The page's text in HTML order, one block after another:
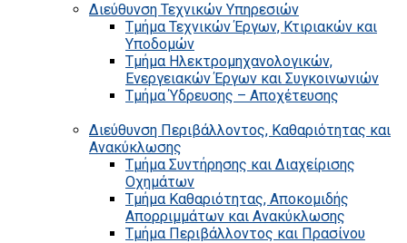
Διεύθυνση Τεχνικών Υπηρεσιών
Τμήμα Τεχνικών Έργων, Κτιριακών και
Υποδομών
Τμήμα Ηλεκτρομηχανολογικών,
Ενεργειακών Έργων και Συγκοινωνιών
Τμήμα Ύδρευσης – Αποχέτευσης
Διεύθυνση Περιβάλλοντος, Καθαριότητας και
Ανακύκλωσης
Τμήμα Συντήρησης και Διαχείρισης
Οχημάτων
Τμήμα Καθαριότητας, Αποκομιδής
Απορριμμάτων και Ανακύκλωσης
Τμήμα Περιβάλλοντος και Πρασίνου